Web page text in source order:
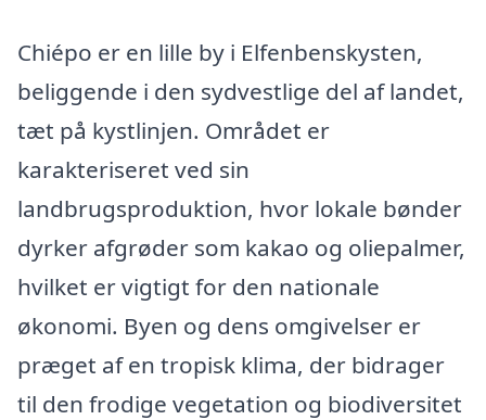
Chiépo er en lille by i Elfenbenskysten,
beliggende i den sydvestlige del af landet,
tæt på kystlinjen. Området er
karakteriseret ved sin
landbrugsproduktion, hvor lokale bønder
dyrker afgrøder som kakao og oliepalmer,
hvilket er vigtigt for den nationale
økonomi. Byen og dens omgivelser er
præget af en tropisk klima, der bidrager
til den frodige vegetation og biodiversitet